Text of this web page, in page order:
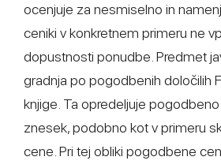
ocenjuje za nesmiselno in
ceniki v konkretnem primeru ne
dopustnosti ponudbe. Predmet
gradnja po pogodbenih določilih
knjige. Ta opredeljuje
znesek, podobno kot v primeru
cene. Pri tej obliki pogodbene